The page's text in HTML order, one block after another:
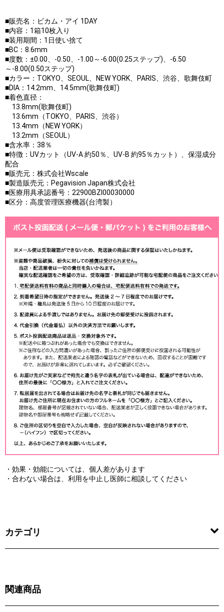
■販売名：ビカム・アイ 1DAY
■内容：1箱10枚入り
■装用期間：1日使い捨て
■BC：8.6mm
■度数：±0.00、-0.50、-1.00～-6.00(0.25ステップ)、-6.50
～-8.00(0.50ステップ)
■カラー：TOKYO、SEOUL、NEW YORK、PARIS、渋谷、歌舞伎町
■DIA：14.2mm、14.5mm(歌舞伎町)
■着色直径：
13.8mm(歌舞伎町)
13.6mm（TOKYO、PARIS、渋谷）
13.4mm（NEW YORK）
13.2mm（SEOUL）
■含水率：38％
■特徴：UVカット（UV-A 約50％、UV-B 約95％カット）、保湿成分
配合
■販売元：株式会社Wscale
■製造販売元：Pegavision Japan株式会社
■医療用具承認番号：22900BZI00030000
■区分：高度管理医療機器(台湾製）
・効果・効能については、個人差があります
・合わない場合は、利用を中止し医師に相談してください
カテゴリ
関連商品